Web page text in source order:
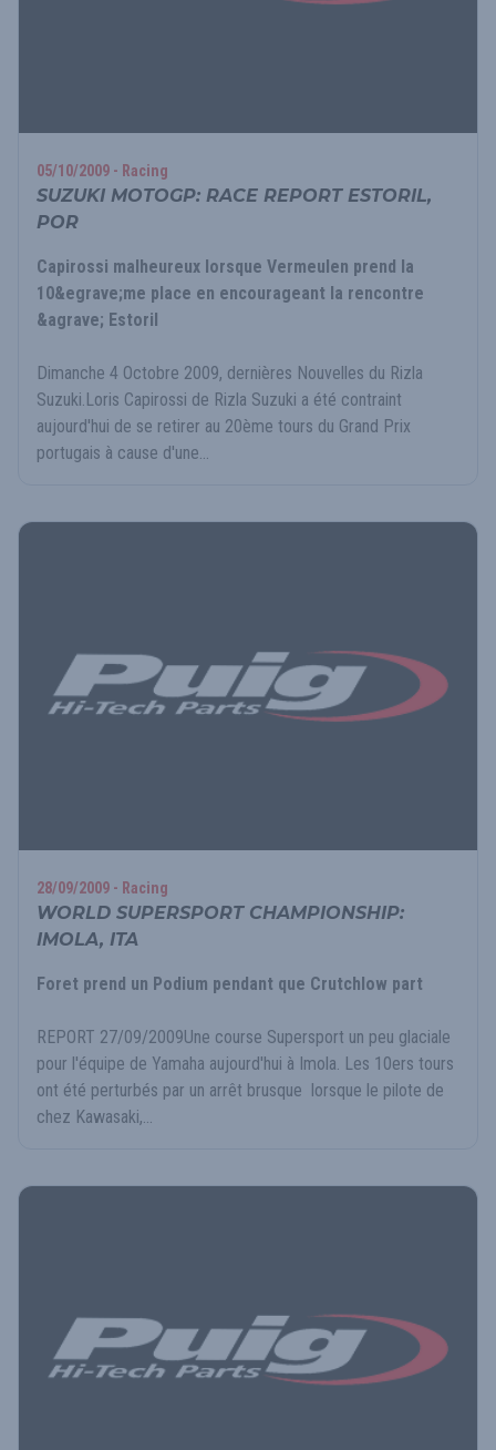
05/10/2009 - Racing
SUZUKI MOTOGP: RACE REPORT ESTORIL,
POR
Capirossi malheureux lorsque Vermeulen prend la
10&egrave;me place en encourageant la rencontre
&agrave; Estoril
Dimanche 4 Octobre 2009, dernières Nouvelles du Rizla
Suzuki.Loris Capirossi de Rizla Suzuki a été contraint
aujourd'hui de se retirer au 20ème tours du Grand Prix
portugais à cause d'une...
28/09/2009 - Racing
WORLD SUPERSPORT CHAMPIONSHIP:
IMOLA, ITA
Foret prend un Podium pendant que Crutchlow part
REPORT 27/09/2009Une course Supersport un peu glaciale
pour l'équipe de Yamaha aujourd'hui à Imola. Les 10ers tours
ont été perturbés par un arrêt brusque lorsque le pilote de
chez Kawasaki,...